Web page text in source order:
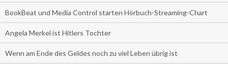
BookBeat und Media Control starten Hörbuch-Streaming-Chart
Angela Merkel ist Hitlers Tochter
Wenn am Ende des Geldes noch zu viel Leben übrig ist